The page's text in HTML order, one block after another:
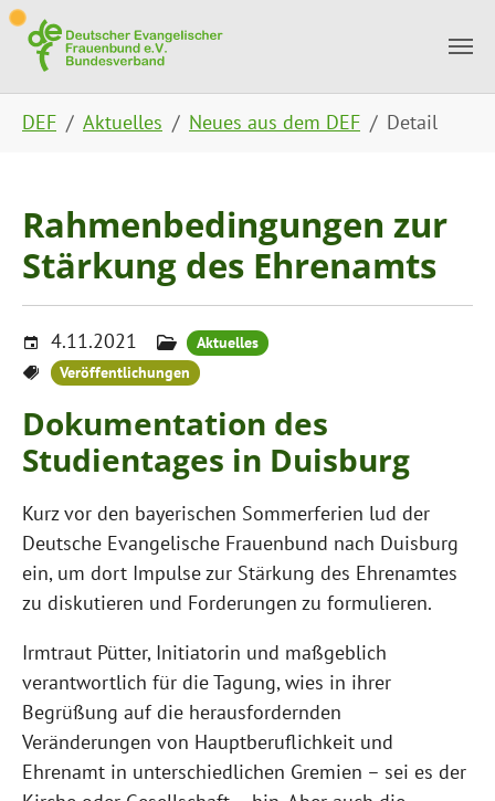
Skip to main content
Skip to page footer
DEF Aktuelles Neues aus dem DEF Detail
Rahmenbedingungen zur
Stärkung des Ehrenamts
4.11.2021
Aktuelles
Veröffentlichungen
Dokumentation des
Studientages in Duisburg
Kurz vor den bayerischen Sommerferien lud der
Deutsche Evangelische Frauenbund nach Duisburg
ein, um dort Impulse zur Stärkung des Ehrenamtes
zu diskutieren und Forderungen zu formulieren.
Irmtraut Pütter, Initiatorin und maßgeblich
verantwortlich für die Tagung, wies in ihrer
Begrüßung auf die herausfordernden
Veränderungen von Hauptberuflichkeit und
Ehrenamt in unterschiedlichen Gremien – sei es der